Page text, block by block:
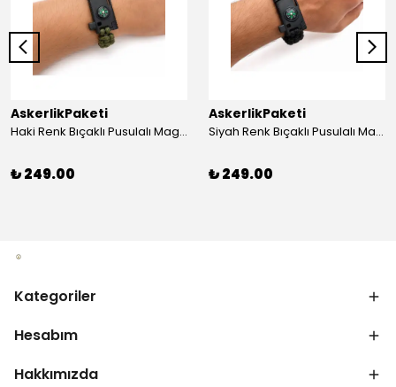
AskerlikPaketi
Haki Renk Bıçaklı Pusulalı Magnezyum Çubuklu Düdüklü Paracord Bileklik
₺ 249.00
AskerlikPaketi
Siyah Renk Bıçaklı Pusulalı Magnezyum Çubuklu Düdüklü Paracord Bileklik
₺ 249.00
Kategoriler
Hesabım
Hakkımızda